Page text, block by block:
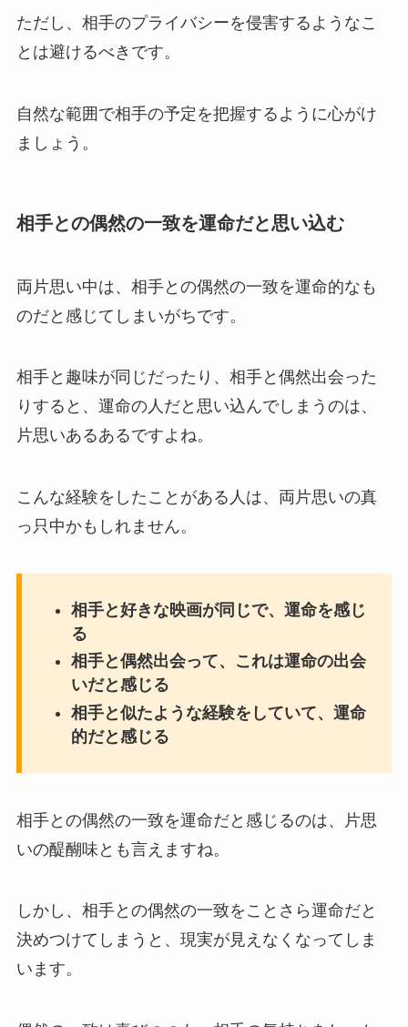
ただし、相手のプライバシーを侵害するようなこ
とは避けるべきです。
自然な範囲で相手の予定を把握するように心がけ
ましょう。
相手との偶然の一致を運命だと思い込む
両片思い中は、相手との偶然の一致を運命的なも
のだと感じてしまいがちです。
相手と趣味が同じだったり、相手と偶然出会った
りすると、運命の人だと思い込んでしまうのは、
片思いあるあるですよね。
こんな経験をしたことがある人は、両片思いの真
っ只中かもしれません。
相手と好きな映画が同じで、運命を感じ
る
相手と偶然出会って、これは運命の出会
いだと感じる
相手と似たような経験をしていて、運命
的だと感じる
相手との偶然の一致を運命だと感じるのは、片思
いの醍醐味とも言えますね。
しかし、相手との偶然の一致をことさら運命だと
決めつけてしまうと、現実が見えなくなってしま
います。